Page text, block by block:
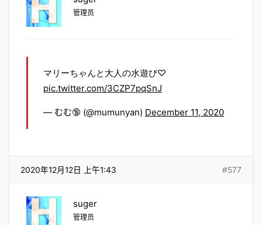
管理员
マリーちゃんと大人の水遊び♡
pic.twitter.com/3CZP7pqSnJ
— むむ🔞 (@mumunyan) December 11, 2020
2020年12月12日 上午1:43 #577
suger
管理员